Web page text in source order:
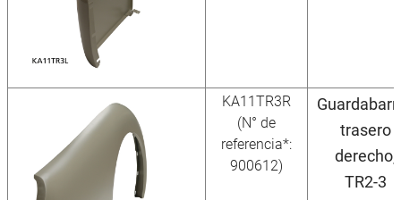
KA11TR3R
(N° de
referencia*:
900612)
trasero
derecho,
TR2-3